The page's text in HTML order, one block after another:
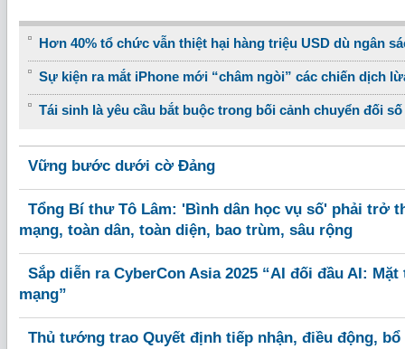
Hơn 40% tổ chức vẫn thiệt hại hàng triệu USD dù ngân
Sự kiện ra mắt iPhone mới “châm ngòi” các chiến dịch
Tái sinh là yêu cầu bắt buộc trong bối cảnh chuyển đối số
Vững bước dưới cờ Đảng
Tổng Bí thư Tô Lâm: 'Bình dân học vụ số' phải trở
mạng, toàn dân, toàn diện, bao trùm, sâu rộng
Sắp diễn ra CyberCon Asia 2025 “AI đối đầu AI:
mạng”
Thủ tướng trao Quyết định tiếp nhận, điều động, bổ